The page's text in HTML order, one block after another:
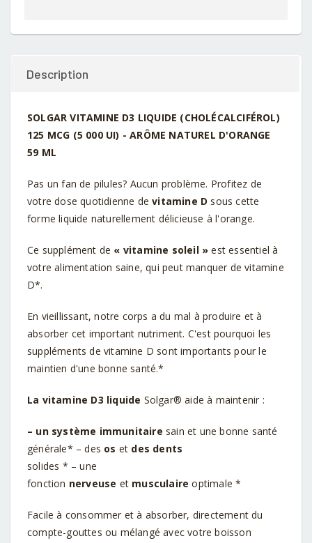
Description
SOLGAR VITAMINE D3 LIQUIDE (CHOLÉCALCIFÉROL)
125 MCG (5 000 UI) - ARÔME NATUREL D'ORANGE
59 ML
Pas un fan de pilules? Aucun problème. Profitez de
votre dose quotidienne devitamine D sous cette
forme liquide naturellement délicieuse à l'orange.
Ce supplément de « vitamine soleil » est essentiel à
votre alimentation saine, qui peut manquer de vitamine
D*.
En vieillissant, notre corps a du mal à produire et à
absorber cet important nutriment. C'est pourquoi les
suppléments de vitamine D sont importants pour le
maintien d'une bonne santé.*
La vitamine D3 liquide Solgar®aide à maintenir :
– un système immunitaire sainet une bonne santé
générale* – des os et des dents
solides * – une
fonction nerveuse et musculaire optimale*
Facile à consommer et à absorber, directement du
compte-gouttes ou mélangé avec votre boisson